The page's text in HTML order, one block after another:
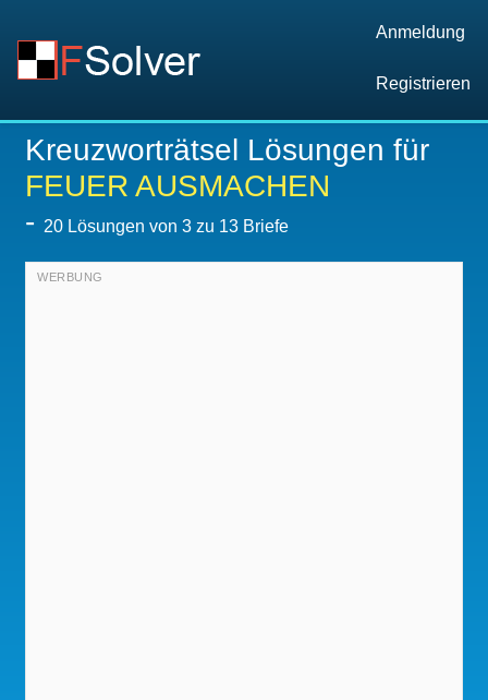
Anmeldung
Registrieren
Kreuzworträtsel Lösungen für
FEUER AUSMACHEN
- 20 Lösungen von 3 zu 13 Briefe